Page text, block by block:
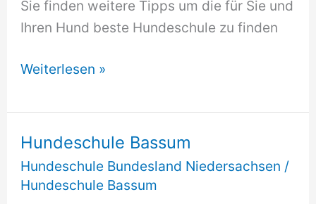
Sie finden weitere Tipps um die für Sie und
Ihren Hund beste Hundeschule zu finden
Hundeschule
Weiterlesen »
Hundeschule Bassum
Hundeschule Bundesland Niedersachsen /
Hundeschule Bassum